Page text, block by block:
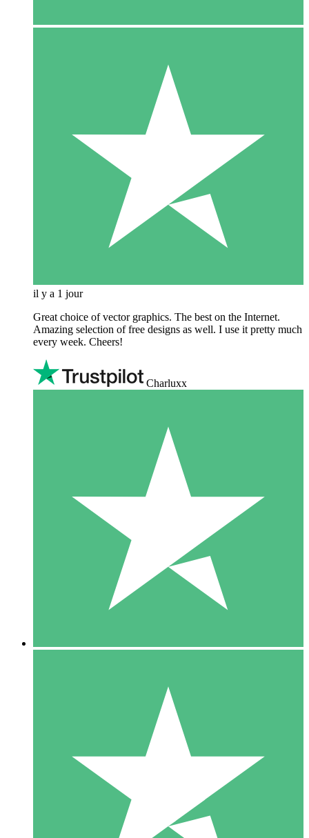
il y a 1 jour
Great choice of vector graphics. The best on the Internet.
Amazing selection of free designs as well. I use it pretty much
every week. Cheers!
Charluxx